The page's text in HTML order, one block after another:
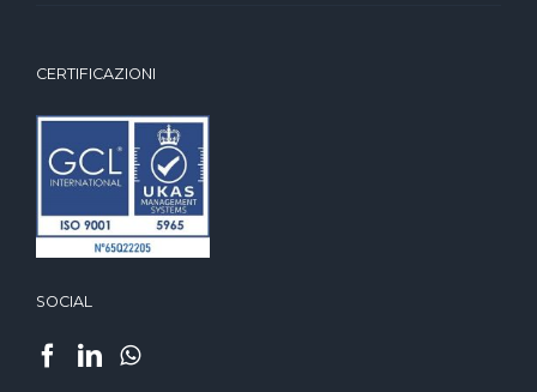
CERTIFICAZIONI
SOCIAL